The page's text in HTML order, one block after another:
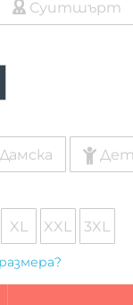
Суитшърт
Дамска
XL XXL 3XL